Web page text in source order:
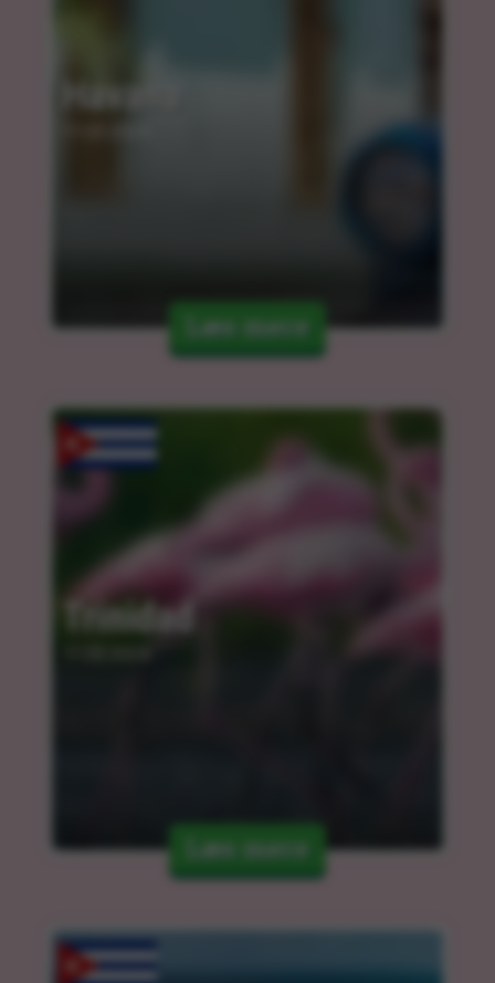
Havana
Læs mere
Trinidad
Læs mere